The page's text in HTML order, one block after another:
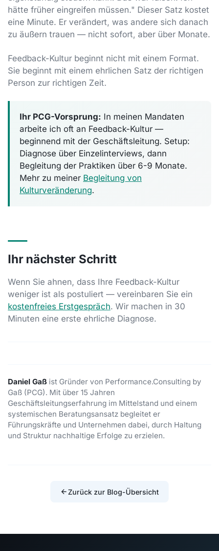
hätte früher eingreifen müssen." Dieser Satz kostet
eine Minute. Er verändert, was andere sich danach
zu äußern trauen — nicht sofort, aber über Monate.
Feedback-Kultur beginnt nicht mit einem Format.
Sie beginnt mit einem ehrlichen Satz der richtigen
Person zur richtigen Zeit.
Ihr PCG-Vorsprung: In meinen Mandaten
arbeite ich oft an Feedback-Kultur —
beginnend mit der Geschäftsleitung. Setup:
Diagnose über Einzelinterviews, dann
Begleitung der Praktiken über 6-9 Monate.
Mehr zu meiner Begleitung von
Kulturveränderung.
Ihr nächster Schritt
Wenn Sie ahnen, dass Ihre Feedback-Kultur
weniger ist als postuliert — vereinbaren Sie ein
kostenfreies Erstgespräch. Wir machen in 30
Minuten eine erste ehrliche Diagnose.
Daniel Gaß ist Gründer von Performance.Consulting by
Gaß (PCG). Mit über 15 Jahren
Geschäftsleitungserfahrung im Mittelstand und einem
systemischen Beratungsansatz begleitet er
Führungskräfte und Unternehmen dabei, durch Haltung
und Struktur nachhaltige Erfolge zu erzielen.
Zurück zur Blog-Übersicht